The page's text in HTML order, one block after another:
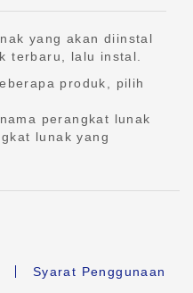
yang akan diinstal
terbaru, lalu instal.
produk, pilih
perangkat lunak
lunak yang
Syarat Penggunaan